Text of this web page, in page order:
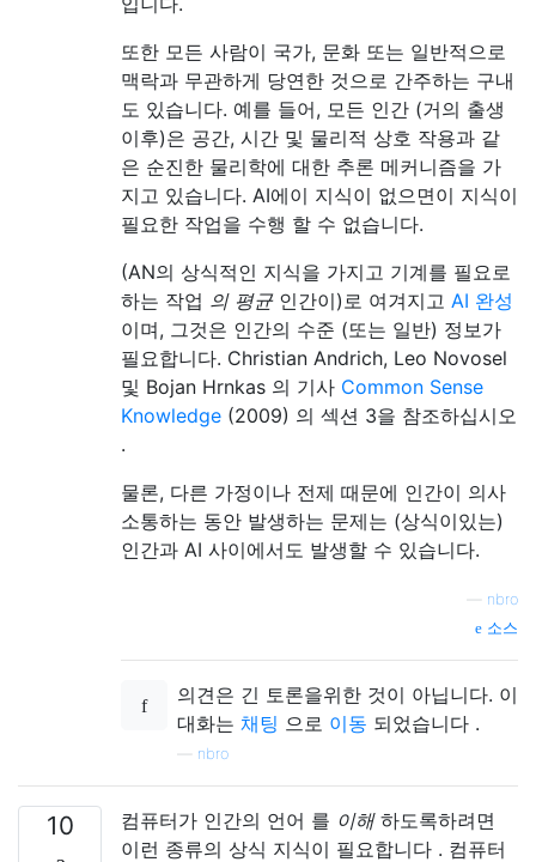
또한 모든 사람이 국가, 문화 또는 일반적으로
맥락과 무관하게 당연한 것으로 간주하는 구내
도 있습니다. 예를 들어, 모든 인간 (거의 출생
이후)은 공간, 시간 및 물리적 상호 작용과 같
은 순진한 물리학에 대한 추론 메커니즘을 가
지고 있습니다. AI에이 지식이 없으면이 지식이
필요한 작업을 수행 할 수 없습니다.
(AN의 상식적인 지식을 가지고 기계를 필요로
하는 작업 의 평균인간이)로 여겨지고 AI 완성
이며, 그것은 인간의 수준 (또는 일반) 정보가
필요합니다. Christian Andrich, Leo Novosel
및 Bojan Hrnkas 의 기사 Common Sense
Knowledge (2009) 의 섹션 3을 참조하십시오
.
물론, 다른 가정이나 전제 때문에 인간이 의사
소통하는 동안 발생하는 문제는 (상식이있는)
인간과 AI 사이에서도 발생할 수 있습니다.
nbro
소스
의견은 긴 토론을위한 것이 아닙니다. 이
대화는 채팅 으로 이동 되었습니다 .
nbro
10 컴퓨터가 인간의 언어 를 이해하도록하려면
이런 종류의 상식 지식이 필요합니다 . 컴퓨터